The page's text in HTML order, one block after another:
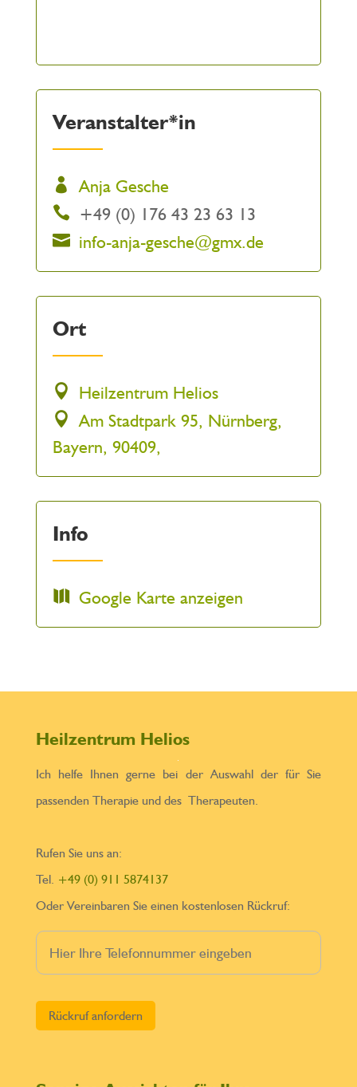
Veranstalter*in
Anja Gesche
+49 (0) 176 43 23 63 13
info-anja-gesche@gmx.de
Ort
Heilzentrum Helios
Am Stadtpark 95, Nürnberg,
Bayern, 90409,
Info
Google Karte anzeigen
Heilzentrum Helios
Ich helfe Ihnen gerne bei der Auswahl der für Sie
passenden Therapie und des Therapeuten.
Rufen Sie uns an:
Tel. +49 (0) 911 5874137
Oder Vereinbaren Sie einen kostenlosen Rückruf: